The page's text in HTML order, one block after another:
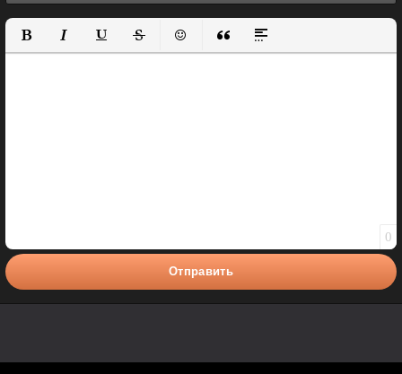
Полужирный
КурсивПодчеркнутый
ЗачеркнутыйВставить смайлик
Вставка цитаты
Вставка спойлера
0
Отправить